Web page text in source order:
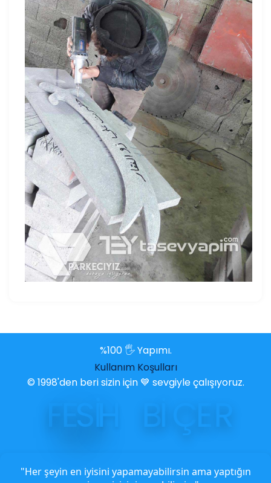
%100 🖐️ Yapımı.
Kullanım Koşulları
© 1998'den beri sizin için 💙 sevgiyle çalışıyoruz.
FESİH Bİ R
"Her şeyin en iyisini yapamayabilirsin ama yaptığın